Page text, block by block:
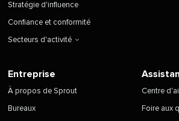
Stratégie d'influence
Confiance et conformité
Secteurs d'activité
Entreprise
À propos de Sprout
Bureaux
Centre
Foire aux